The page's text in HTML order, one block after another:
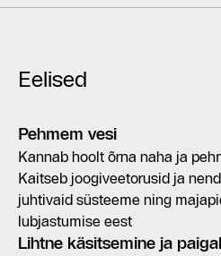
Eelised
Pehmem vesi
Kannab hoolt õrna naha ja
Kaitseb joogiveetorusid ja
juhtivaid süsteeme ning
lubjastumise eest
Lihtne käsitsemine ja